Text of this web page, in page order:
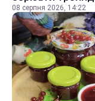
08 серпня 2026, 14:22